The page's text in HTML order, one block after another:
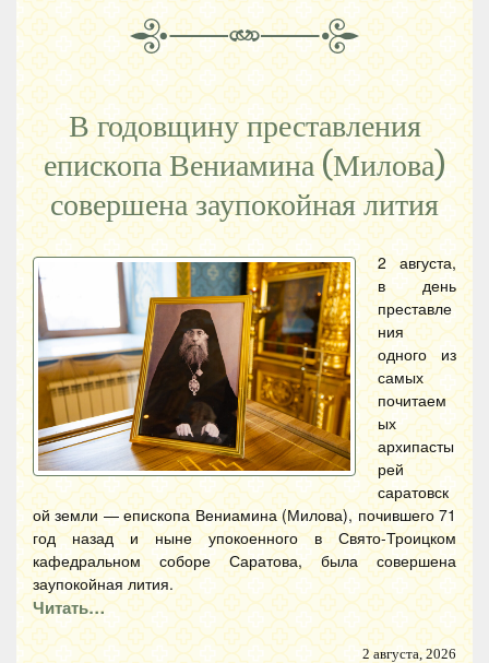
В годовщину преставления
епископа Вениамина (Милова)
совершена заупокойная лития
2 августа,
в день
преставле
ния
одного из
самых
почитаем
ых
архипасты
рей
саратовск
ой земли — епископа Вениамина (Милова), почившего 71
год назад и ныне упокоенного в Свято-Троицком
кафедральном соборе Саратова, была совершена
заупокойная лития.
Читать…
2 августа, 2026